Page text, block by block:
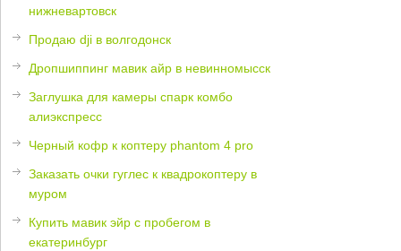
нижневартовск
Продаю dji в волгодонск
Дропшиппинг мавик айр в невинномысск
Заглушка для камеры спарк комбо
алиэкспресс
Черный кофр к коптеру phantom 4 pro
Заказать очки гуглес к квадрокоптеру в
муром
Купить мавик эйр с пробегом в
екатеринбург